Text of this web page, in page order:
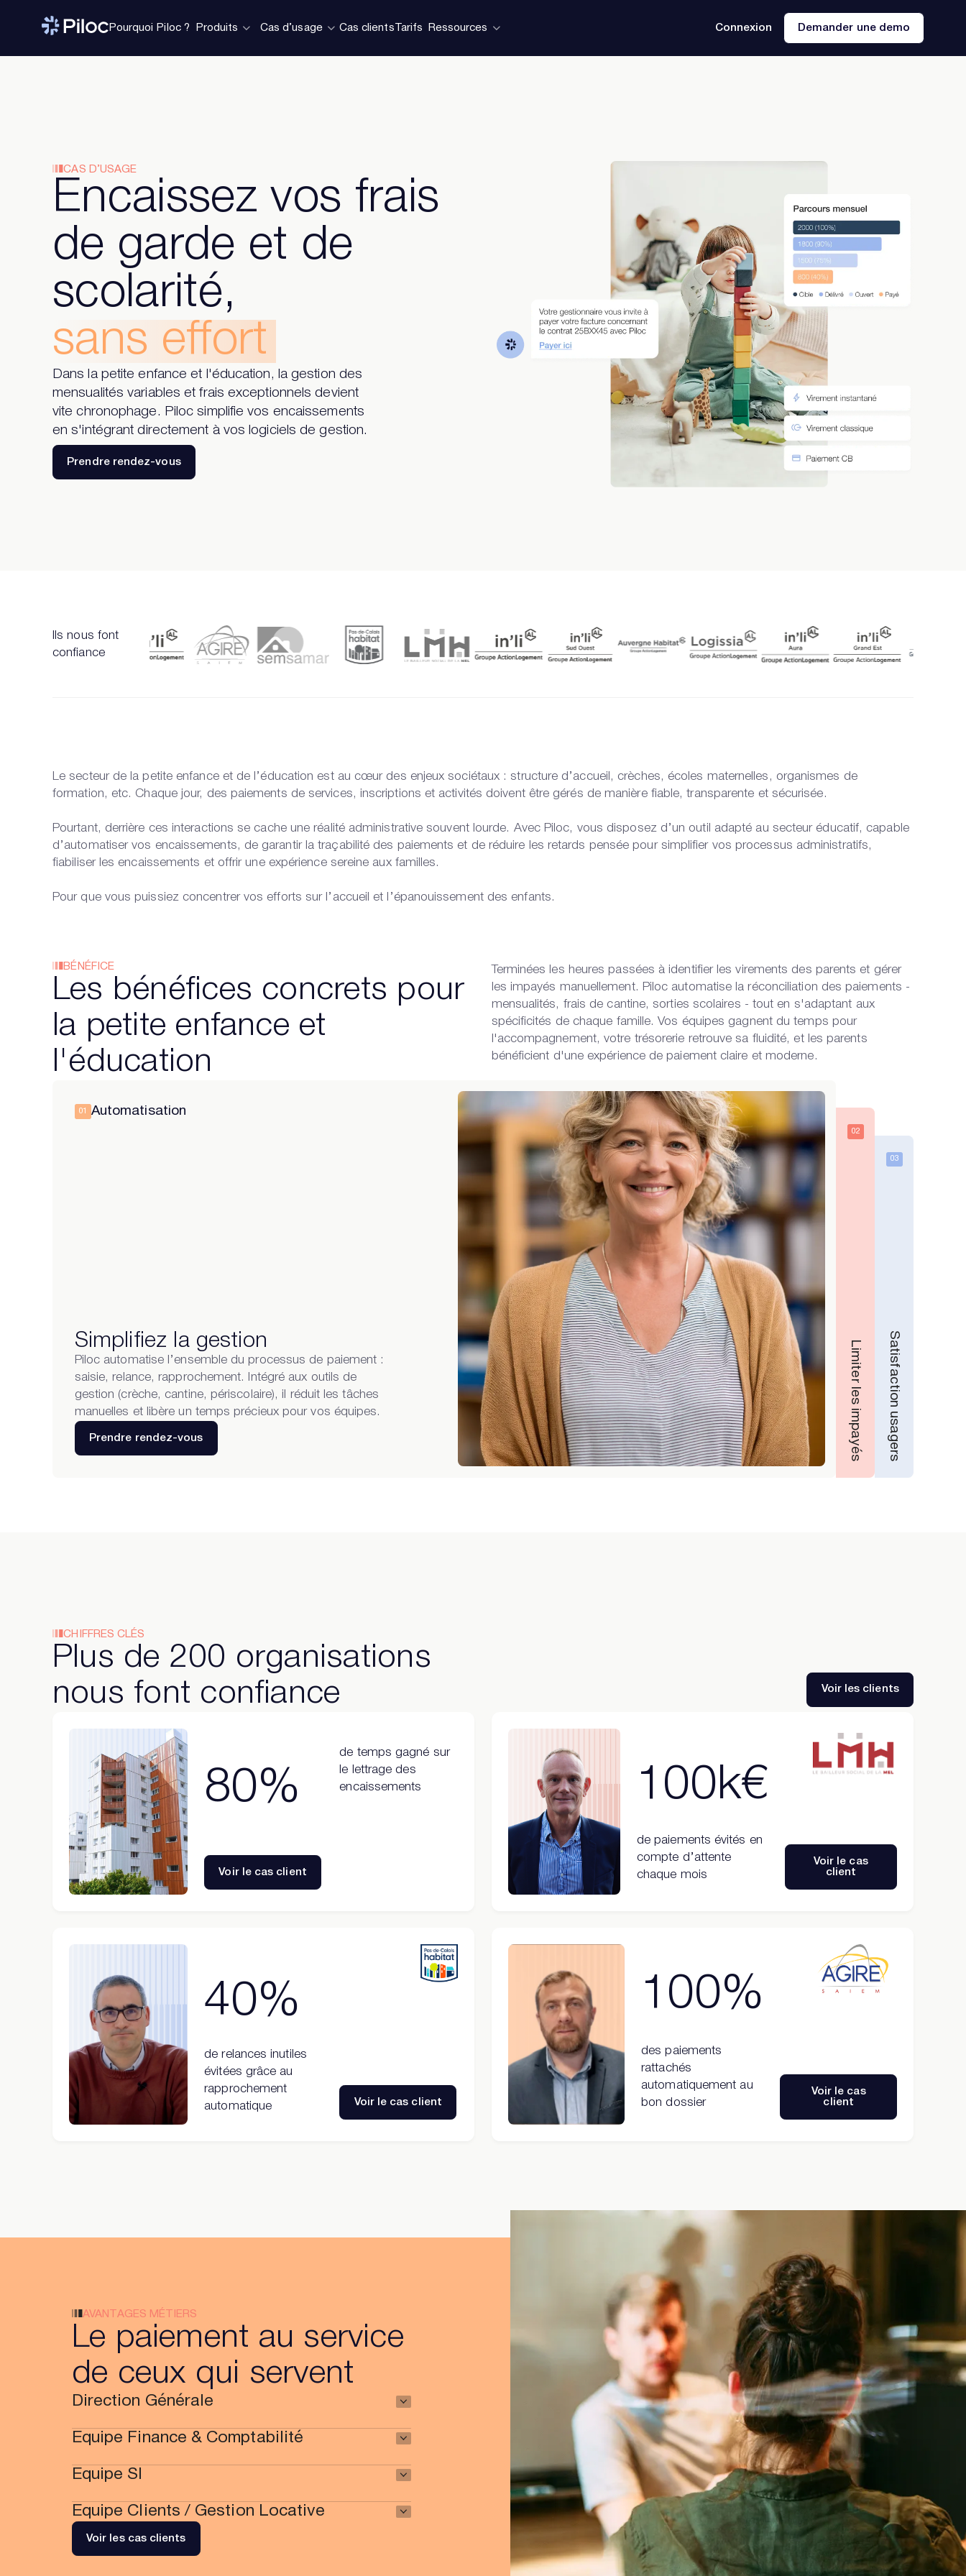
Pourquoi Piloc ? Produits Cas d’usage Cas clients Tarifs Ressources Connexion Demander une demo
CAS D’USAGE
Encaissez vos frais
de garde et de
scolarité,
sans effort
Dans la petite enfance et l'éducation, la gestion des
mensualités variables et frais exceptionnels devient
vite chronophage. Piloc simplifie vos encaissements
en s'intégrant directement à vos logiciels de gestion.
Prendre rendez-vous
Ils nous font
confiance
Le secteur de la petite enfance et de l’éducation est au cœur des enjeux sociétaux : structure d’accueil, crèches, écoles maternelles, organismes de
formation, etc. Chaque jour, des paiements de services, inscriptions et activités doivent être gérés de manière fiable, transparente et sécurisée.
Pourtant, derrière ces interactions se cache une réalité administrative souvent lourde. Avec Piloc, vous disposez d’un outil adapté au secteur éducatif, capable
d’automatiser vos encaissements, de garantir la traçabilité des paiements et de réduire les retards pensée pour simplifier vos processus administratifs,
fiabiliser les encaissements et offrir une expérience sereine aux familles.
Pour que vous puissiez concentrer vos efforts sur l’accueil et l’épanouissement des enfants.
BÉNÉFICE
Les bénéfices concrets pour
la petite enfance et
l'éducation
Terminées les heures passées à identifier les virements des parents et gérer
les impayés manuellement. Piloc automatise la réconciliation des paiements -
mensualités, frais de cantine, sorties scolaires - tout en s'adaptant aux
spécificités de chaque famille. Vos équipes gagnent du temps pour
l'accompagnement, votre trésorerie retrouve sa fluidité, et les parents
bénéficient d'une expérience de paiement claire et moderne.
02
Limiter les impayés
03
Satisfaction usagers
01 Automatisation
Simplifiez la gestion
Piloc automatise l’ensemble du processus de paiement :
saisie, relance, rapprochement. Intégré aux outils de
gestion (crèche, cantine, périscolaire), il réduit les tâches
manuelles et libère un temps précieux pour vos équipes.
Prendre rendez-vous
CHIFFRES CLÉS
Plus de 200 organisations
nous font confiance
Voir les clients
80%
de temps gagné sur
le lettrage des
encaissements
Voir le cas client
100k€
de paiements évités en
compte d’attente
chaque mois
Voir le cas
client
40%
de relances inutiles
évitées grâce au
rapprochement
automatique
Voir le cas client
100%
des paiements
rattachés
automatiquement au
bon dossier
Voir le cas
client
AVANTAGES MÉTIERS
Le paiement au service
de ceux qui servent
Direction Générale
Equipe Finance & Comptabilité
Equipe SI
Equipe Clients / Gestion Locative
Voir les cas clients